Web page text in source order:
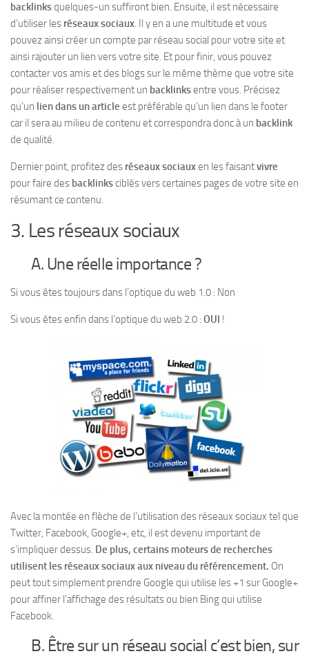
backlinksquelques-un suffiront bien. Ensuite, il est nécessaire
d’utiliser les réseaux sociaux. Il y en a une multitude et vous
pouvez ainsi créer un compte par réseau social pour votre site et
ainsi rajouter un lien vers votre site. Et pour finir, vous pouvez
contacter vos amis et des blogs sur le même thème que votre site
pour réaliser respectivement un backlinksentre vous. Précisez
qu’un lien dans un article est préférable qu’un lien dans le footer
car il sera au milieu de contenu et correspondra donc à un backlink
de qualité.
Dernier point, profitez des réseaux sociauxen les faisantvivre
pour faire des backlinksciblés vers certaines pages de votre site en
résumant ce contenu.
3. Les réseaux sociaux
A. Une réelle importance ?
Si vous êtes toujours dans l’optique du web 1.0 : Non
Si vous êtes enfin dans l’optique du web 2.0 : OUI !
Avec la montée en flèche de l’utilisation des réseaux sociaux tel que
Twitter, Facebook, Google+, etc, il est devenu important de
s’impliquer dessus. De plus, certains moteurs de recherches
utilisent les réseaux sociaux aux niveau du référencement. On
peut tout simplement prendre Google qui utilise les +1 sur Google+
pour affiner l’affichage des résultats ou bien Bing qui utilise
Facebook.
B. Être sur un réseau social c’est bien, sur